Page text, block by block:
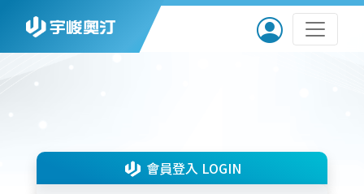
會員登入 LOGIN